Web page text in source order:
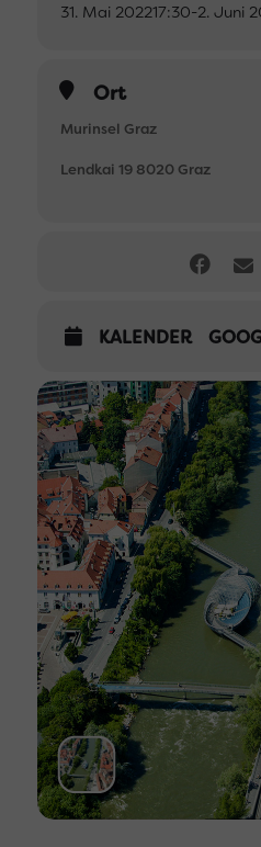
31. Mai 202217:30-2. Juni
Ort
Murinsel Graz
Lendkai 19 8020 Graz
KALENDER